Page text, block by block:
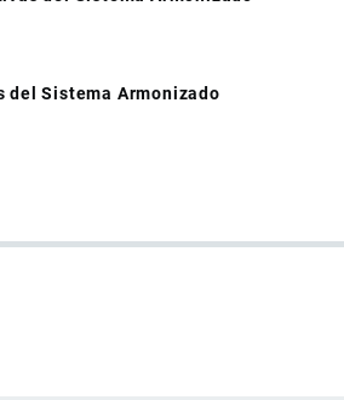
del Sistema Armonizado